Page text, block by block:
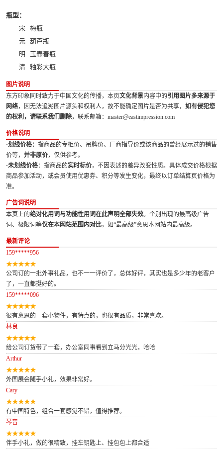
瓶型：
宋 梅瓶
元 葫芦瓶
明 玉壶春瓶
清 釉彩大瓶
图片说明
东方印象同时致力于中国文化的传播，本页文化背景内容中的引用图片多来源于
网络，因无法追溯图片源头和权利人，故不能确定图片是否为共享， 如有侵犯您
的权利，请联系我们删除，联系邮箱：master@eastimpression.com
价格说明
·划线价格： 指商品的专柜价、吊牌价、厂商指导价或该商品的曾经展示过的销售
价等， 并非原价，仅供参考。
·未划线价格：指商品的实时标价，不因表述的差异改变性质。具体成交价格根据
商品参加活动，或会员使用优惠券、积分等发生变化，最终以订单结算页价格为
准。
广告词说明
本页上的绝对化用词与功能性用词在此声明全部失效。个别出现的最高级广告
词、极限词等仅在本网站范围内对比，如“最高级”意思本网站内最高级。
最新评论
159*****956
公司订的一批外事礼品，也不一一评价了，总体好评，其实也是多少年的老客户
了，一直都挺好的。
159*****096
很有意思的一套小物件，有特点的，也很有品质，非常喜欢。
林良
给公司订货带了一套，办公室同事看到立马分光光，哈哈
Arthur
外国展会随手小礼，效果非常好。
Cary
有中国特色，组合一套感觉不错，值得推荐。
琴音
伴手小礼，做的很精致，挂车钥匙上、挂包包上都合适